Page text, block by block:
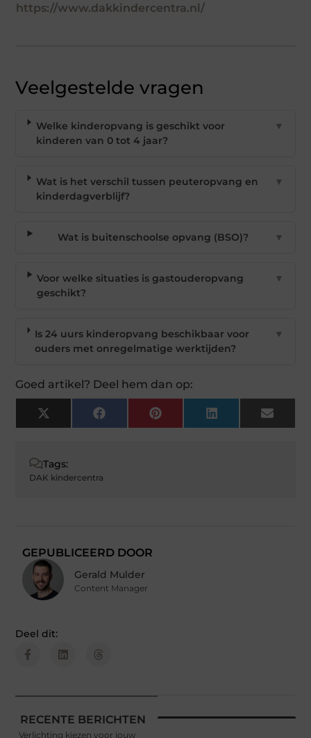
https://www.dakkindercentra.nl/
Veelgestelde vragen
Welke kinderopvang is geschikt voor
kinderen van 0 tot 4 jaar?
▼
Wat is het verschil tussen peuteropvang en
kinderdagverblijf?
▼
Wat is buitenschoolse opvang (BSO)? ▼
Voor welke situaties is gastouderopvang
geschikt?
▼
Is 24 uurs kinderopvang beschikbaar voor
ouders met onregelmatige werktijden?
▼
Goed artikel? Deel hem dan op:
X
(Twitter)
Facebook Pinterest LinkedIn Email
Tags:
DAK kindercentra
GEPUBLICEERD DOOR
Gerald Mulder
Content Manager
Deel dit:
RECENTE BERICHTEN
Verlichting kiezen voor jouw